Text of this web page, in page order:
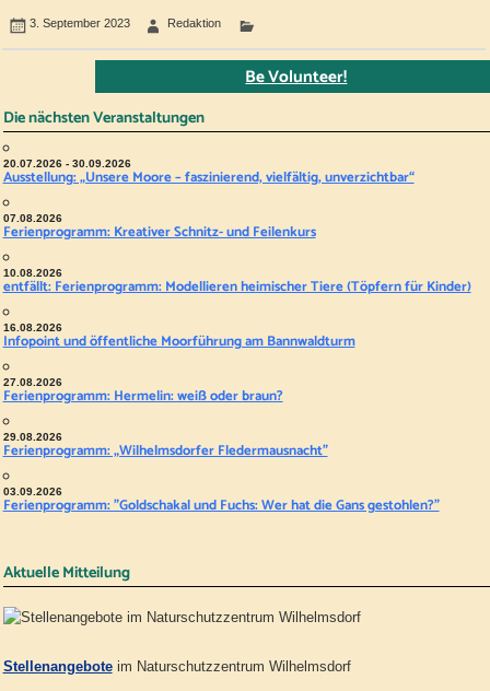
3. September 2023 Redaktion
Be Volunteer!
Die nächsten Veranstaltungen
20.07.2026 - 30.09.2026
Ausstellung: „Unsere Moore – faszinierend, vielfältig, unverzichtbar“
07.08.2026
Ferienprogramm: Kreativer Schnitz- und Feilenkurs
10.08.2026
entfällt: Ferienprogramm: Modellieren heimischer Tiere (Töpfern für Kinder)
16.08.2026
Infopoint und öffentliche Moorführung am Bannwaldturm
27.08.2026
Ferienprogramm: Hermelin: weiß oder braun?
29.08.2026
Ferienprogramm: „Wilhelmsdorfer Fledermausnacht"
03.09.2026
Ferienprogramm: "Goldschakal und Fuchs: Wer hat die Gans gestohlen?"
Aktuelle Mitteilung
Stellenangeboteim Naturschutzzentrum Wilhelmsdorf